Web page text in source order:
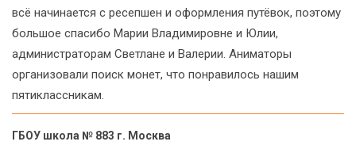
всё начинается с ресепшен и оформления путёвок, поэтому
большое спасибо Марии Владимировне и Юлии,
администраторам Светлане и Валерии. Аниматоры
организовали поиск монет, что понравилось нашим
пятиклассникам.
ГБОУ школа № 883 г. Москва